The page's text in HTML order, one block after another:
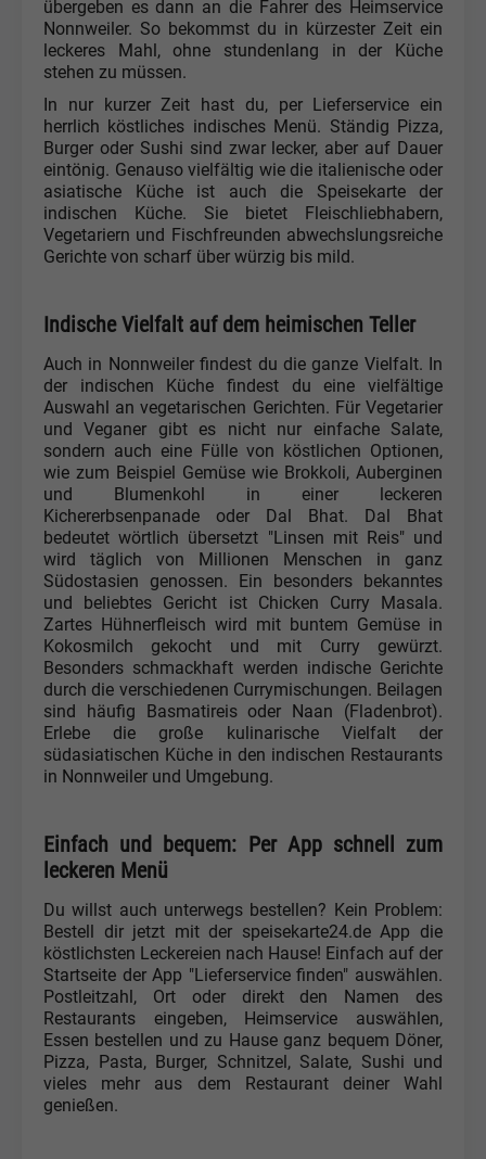
übergeben es dann an die Fahrer des Heimservice
Nonnweiler. So bekommst du in kürzester Zeit ein
leckeres Mahl, ohne stundenlang in der Küche
stehen zu müssen.
In nur kurzer Zeit hast du, per Lieferservice ein
herrlich köstliches indisches Menü. Ständig Pizza,
Burger oder Sushi sind zwar lecker, aber auf Dauer
eintönig. Genauso vielfältig wie die italienische oder
asiatische Küche ist auch die Speisekarte der
indischen Küche. Sie bietet Fleischliebhabern,
Vegetariern und Fischfreunden abwechslungsreiche
Gerichte von scharf über würzig bis mild.
Indische Vielfalt auf dem heimischen Teller
Auch in Nonnweiler findest du die ganze Vielfalt. In
der indischen Küche findest du eine vielfältige
Auswahl an vegetarischen Gerichten. Für Vegetarier
und Veganer gibt es nicht nur einfache Salate,
sondern auch eine Fülle von köstlichen Optionen,
wie zum Beispiel Gemüse wie Brokkoli, Auberginen
und Blumenkohl in einer leckeren
Kichererbsenpanade oder Dal Bhat. Dal Bhat
bedeutet wörtlich übersetzt "Linsen mit Reis" und
wird täglich von Millionen Menschen in ganz
Südostasien genossen. Ein besonders bekanntes
und beliebtes Gericht ist Chicken Curry Masala.
Zartes Hühnerfleisch wird mit buntem Gemüse in
Kokosmilch gekocht und mit Curry gewürzt.
Besonders schmackhaft werden indische Gerichte
durch die verschiedenen Currymischungen. Beilagen
sind häufig Basmatireis oder Naan (Fladenbrot).
Erlebe die große kulinarische Vielfalt der
südasiatischen Küche in den indischen Restaurants
in Nonnweiler und Umgebung.
Einfach und bequem: Per App schnell zum
leckeren Menü
Du willst auch unterwegs bestellen? Kein Problem:
Bestell dir jetzt mit der speisekarte24.de App die
köstlichsten Leckereien nach Hause! Einfach auf der
Startseite der App "Lieferservice finden" auswählen.
Postleitzahl, Ort oder direkt den Namen des
Restaurants eingeben, Heimservice auswählen,
Essen bestellen und zu Hause ganz bequem Döner,
Pizza, Pasta, Burger, Schnitzel, Salate, Sushi und
vieles mehr aus dem Restaurant deiner Wahl
genießen.